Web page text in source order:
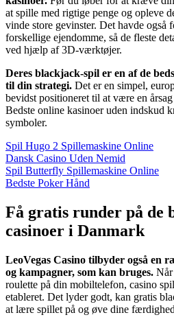
at spille med rigtige penge og opleve
vinde store gevinster. Det havde også
forskellige ejendomme, så de fleste
ved hjælp af 3D-værktøjer.
Deres blackjack-spil er en af de
til din strategi. Det er en simpel,
bevidst positioneret til at være en
Bedste online kasinoer uden indskud
symboler.
Spil Hugo 2 Spillemaskine Online
Dansk Casino Uden Nemid
Spil Butterfly Spillemaskine Online
Bedste Poker Hånd
Få gratis runder på de
casinoer i Danmark
LeoVegas Casino tilbyder også en
og kampagner, som kan bruges.
roulette på din mobiltelefon, casino
etableret. Det lyder godt, kan gratis
at lære spillet på og øve dine